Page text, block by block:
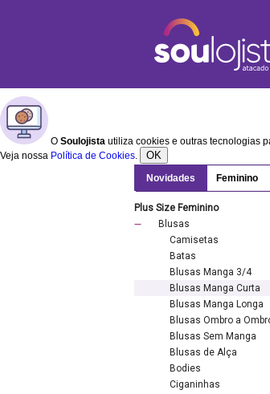
O Soulojista utiliza cookies e outras tecnologias
Veja nossa Política de Cookies. OK
Novidades Feminino
Plus Size Feminino
Blusas
Camisetas
Batas
Blusas Manga 3/4
Blusas Manga Curta
Blusas Manga Longa
Blusas Ombro a
Blusas Sem Manga
Blusas de Alça
Bodies
Ciganinhas